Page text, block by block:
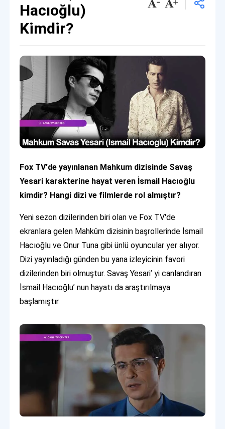
Hacıoğlu)
Kimdir?
Fox TV'de yayınlanan Mahkum dizisinde Savaş
Yesari karakterine hayat veren İsmail Hacıoğlu
kimdir? Hangi dizi ve filmlerde rol almıştır?
Yeni sezon dizilerinden biri olan ve Fox TV'de
ekranlara gelen Mahkûm dizisinin başrollerinde İsmail
Hacıoğlu ve Onur Tuna gibi ünlü oyuncular yer alıyor.
Dizi yayınladığı günden bu yana izleyicinin favori
dizilerinden biri olmuştur. Savaş Yesari’ yi canlandıran
İsmail Hacıoğlu’ nun hayatı da araştırılmaya
başlamıştır.